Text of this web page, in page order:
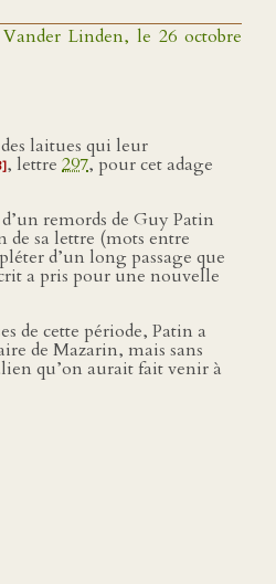
Linden, le 26 octobre
laitues qui leur
, lettre 297, pour cet adage
remords de Guy Patin
de sa lettre (mots entre
d’un long passage que
a pris pour une nouvelle
de cette période, Patin a
de Mazarin, mais sans
qu’on aurait fait venir à